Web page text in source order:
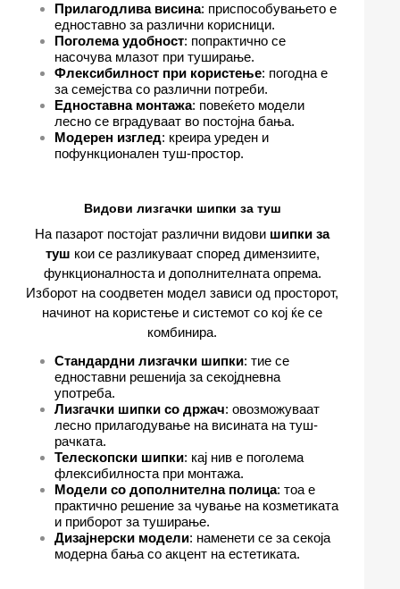
Прилагодлива висина: приспособувањето e
едноставно за различни корисници.
Поголема удобност: попрактично се
насочува млазот при туширање.
Флексибилност при користење: погодна е
за семејства со различни потреби.
Едноставна монтажа: повеќето модели
лесно се вградуваат во постојна бања.
Модерен изглед: креира уреден и
пофункционален туш-простор.
Видови лизгачки шипки за туш
На пазарот постојат различни видови шипки за
туш кои се разликуваат според димензиите,
функционалноста и дополнителната опрема.
Изборот на соодветен модел зависи од просторот,
начинот на користење и системот со кој ќе се
комбинира.
Стандардни лизгачки шипки: тие се
едноставни решенија за секојдневна
употреба.
Лизгачки шипки со држач: овозможуваат
лесно прилагодување на висината на туш-
рачката.
Телескопски шипки: кај нив е поголема
флексибилноста при монтажа.
Модели со дополнителна полица: тоа е
практично решение за чување на козметиката
и приборот за туширање.
Дизајнерски модели: наменети се за секоја
модерна бања со акцент на естетиката.